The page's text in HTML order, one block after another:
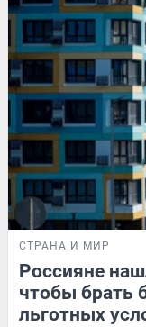
СТРАНА И МИР
Россияне
чтобы брать
льготных